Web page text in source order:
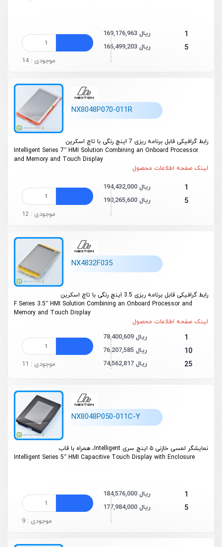
1 169,176,963 ریال
5
165,499,203 ریال
موجودی : 14
NX8048P070-011R
رابط گرافیکی قابل برنامه ریزی 7 اینچ رنگی با تاچ اسکرین
Intelligent Series 7” HMI Solution Combining an Onboard Processor
and Memory and Touch Display
لینک صفحه اطلاعات محصول
1 194,432,000 ریال
5
190,265,600 ریال
موجودی : 12
NX4832F035
رابط گرافیکی قابل برنامه ریزی 3.5 اینچ رنگی با تاچ اسکرین
F Series 3.5” HMI Solution Combining an Onboard Processor and
Memory and Touch Display
لینک صفحه اطلاعات محصول
1 78,400,609 ریال
10 76,207,585 ریال
25 74,562,817 ریال موجودی : 11
NX8048P050-011C-Y
نمایشگر لمسی خازنی ۵ اینچ سری Intelligent، همراه با قاب
Intelligent Series 5” HMI Capacitive Touch Display with Enclosure
1 184,576,000 ریال
5
177,984,000 ریال
موجودی : 9